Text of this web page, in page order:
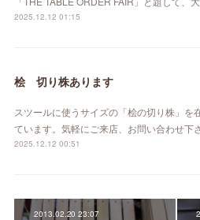
2025.12.12 01:15
桧 切り株あります
スツールに使うサイズの「桧の切り株」を
ています。気軽にご来店、お問い合わせ下さ
2025.12.12 00:51
2013.02.20 23:07